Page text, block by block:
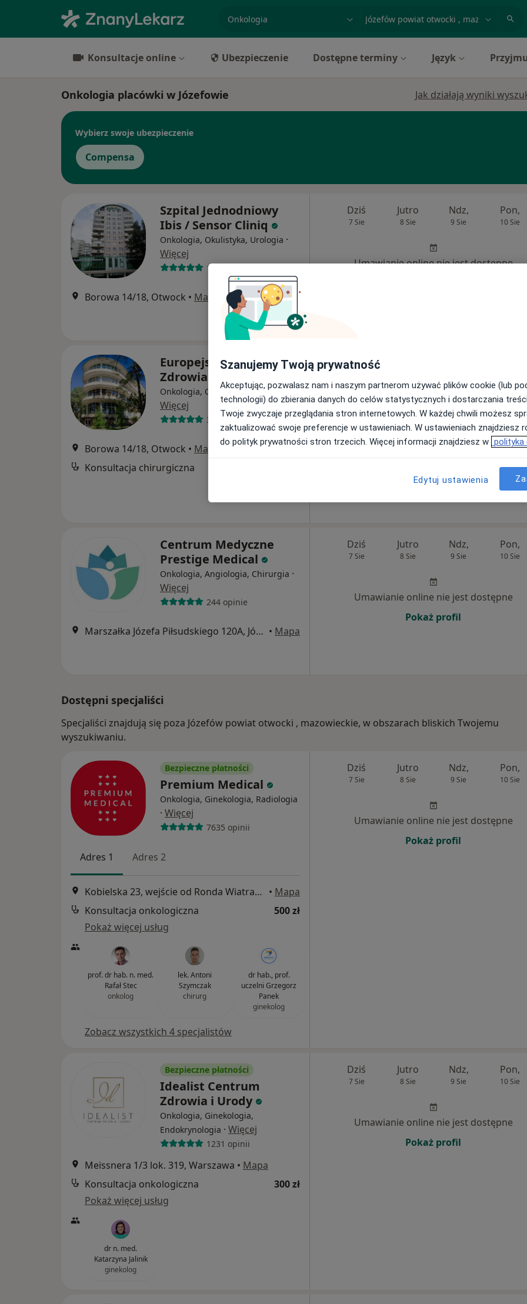
specjalizacja, badanie lub nazwiskomiasto lub dzielnica
Konsultacje online Ubezpieczenie Dostępne terminy Język
Onkologia placówki w Józefowie Jak działają wyniki
Wybierz swoje ubezpieczenie
Compensa
Szpital Jednodniowy
Ibis / Sensor Cliniq
Onkologia, Okulistyka, Urologia ·
Więcej
138 opinii
Borowa 14/18, Otwock • Mapa
Dziś
7 Sie
Jutro
8 Sie
Ndz,
9 Sie
Pon,
10 Sie
Umawianie online nie jest dostępne
Europejskie Centrum
Zdrowia Otwock
Onkologia, Chirurgia, Urologia·
Więcej
305 opinii
Borowa 14/18, Otwock • Mapa
Konsultacja chirurgiczna
Dziś
Umawianie online nie jest dostępne
Pokaż profil
Centrum Medyczne
Prestige Medical
Onkologia, Angiologia, Chirurgia ·
Więcej
244 opinie
Marszałka Józefa Piłsudskiego 120A, Józefów (powiat otwocki) • Mapa
Dziś
7 Sie
Jutro
8 Sie
Ndz,
9 Sie
Pon,
10 Sie
Umawianie online nie jest dostępne
Pokaż profil
Dostępni specjaliści
Specjaliści znajdują się poza Józefów powiat otwocki , mazowieckie, w obszarach bliskich Twojemu
wyszukiwaniu.
Bezpieczne płatności
Premium Medical
Onkologia, Ginekologia, Radiologia
· Więcej
7635 opinii
Adres 1 Adres 2
Kobielska 23, wejście od Ronda Wiatraczna, Galeria Grochów, Warszawa • Mapa
Konsultacja onkologiczna
500 zł
Pokaż więcej usług
prof. dr hab. n. med.
Rafał Stec
onkolog
lek. Antoni
Szymczak
chirurg
dr hab., prof.
uczelni Grzegorz
Panek
ginekolog
Zobacz wszystkich 4 specjalistów
Dziś
7 Sie
Jutro
8 Sie
Ndz,
9 Sie
Pon,
10 Sie
Umawianie online nie jest dostępne
Pokaż profil
Bezpieczne płatności
Idealist Centrum
Zdrowia i Urody
Onkologia, Ginekologia,
Endokrynologia · Więcej
1231 opinii
Meissnera 1/3 lok. 319, Warszawa • Mapa
Konsultacja onkologiczna
300 zł
Pokaż więcej usług
dr n. med.
Katarzyna Jalinik
ginekolog
Dziś
7 Sie
Jutro
8 Sie
Ndz,
9 Sie
Pon,
10 Sie
Umawianie online nie jest dostępne
Pokaż profil
Szanujemy Twoją prywatność
Akceptując, pozwalasz nam i naszym partnerom używać plików cookie (lub
technologii) do zbierania danych do celów statystycznych i dostarczania
Twoje zwyczaje przeglądania stron internetowych. W każdej chwili możesz
zaktualizować swoje preferencje w ustawieniach. W ustawieniach znajdziesz
do polityk prywatności stron trzecich. Więcej informacji znajdziesz w polityka
Edytuj ustawienia